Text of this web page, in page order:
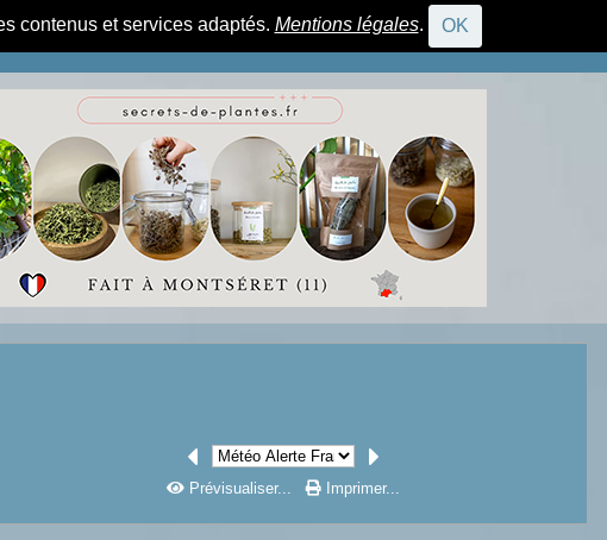
contenus et services adaptés. Mentions légales. OK
CONNEXION
Prévisualiser... Imprimer...